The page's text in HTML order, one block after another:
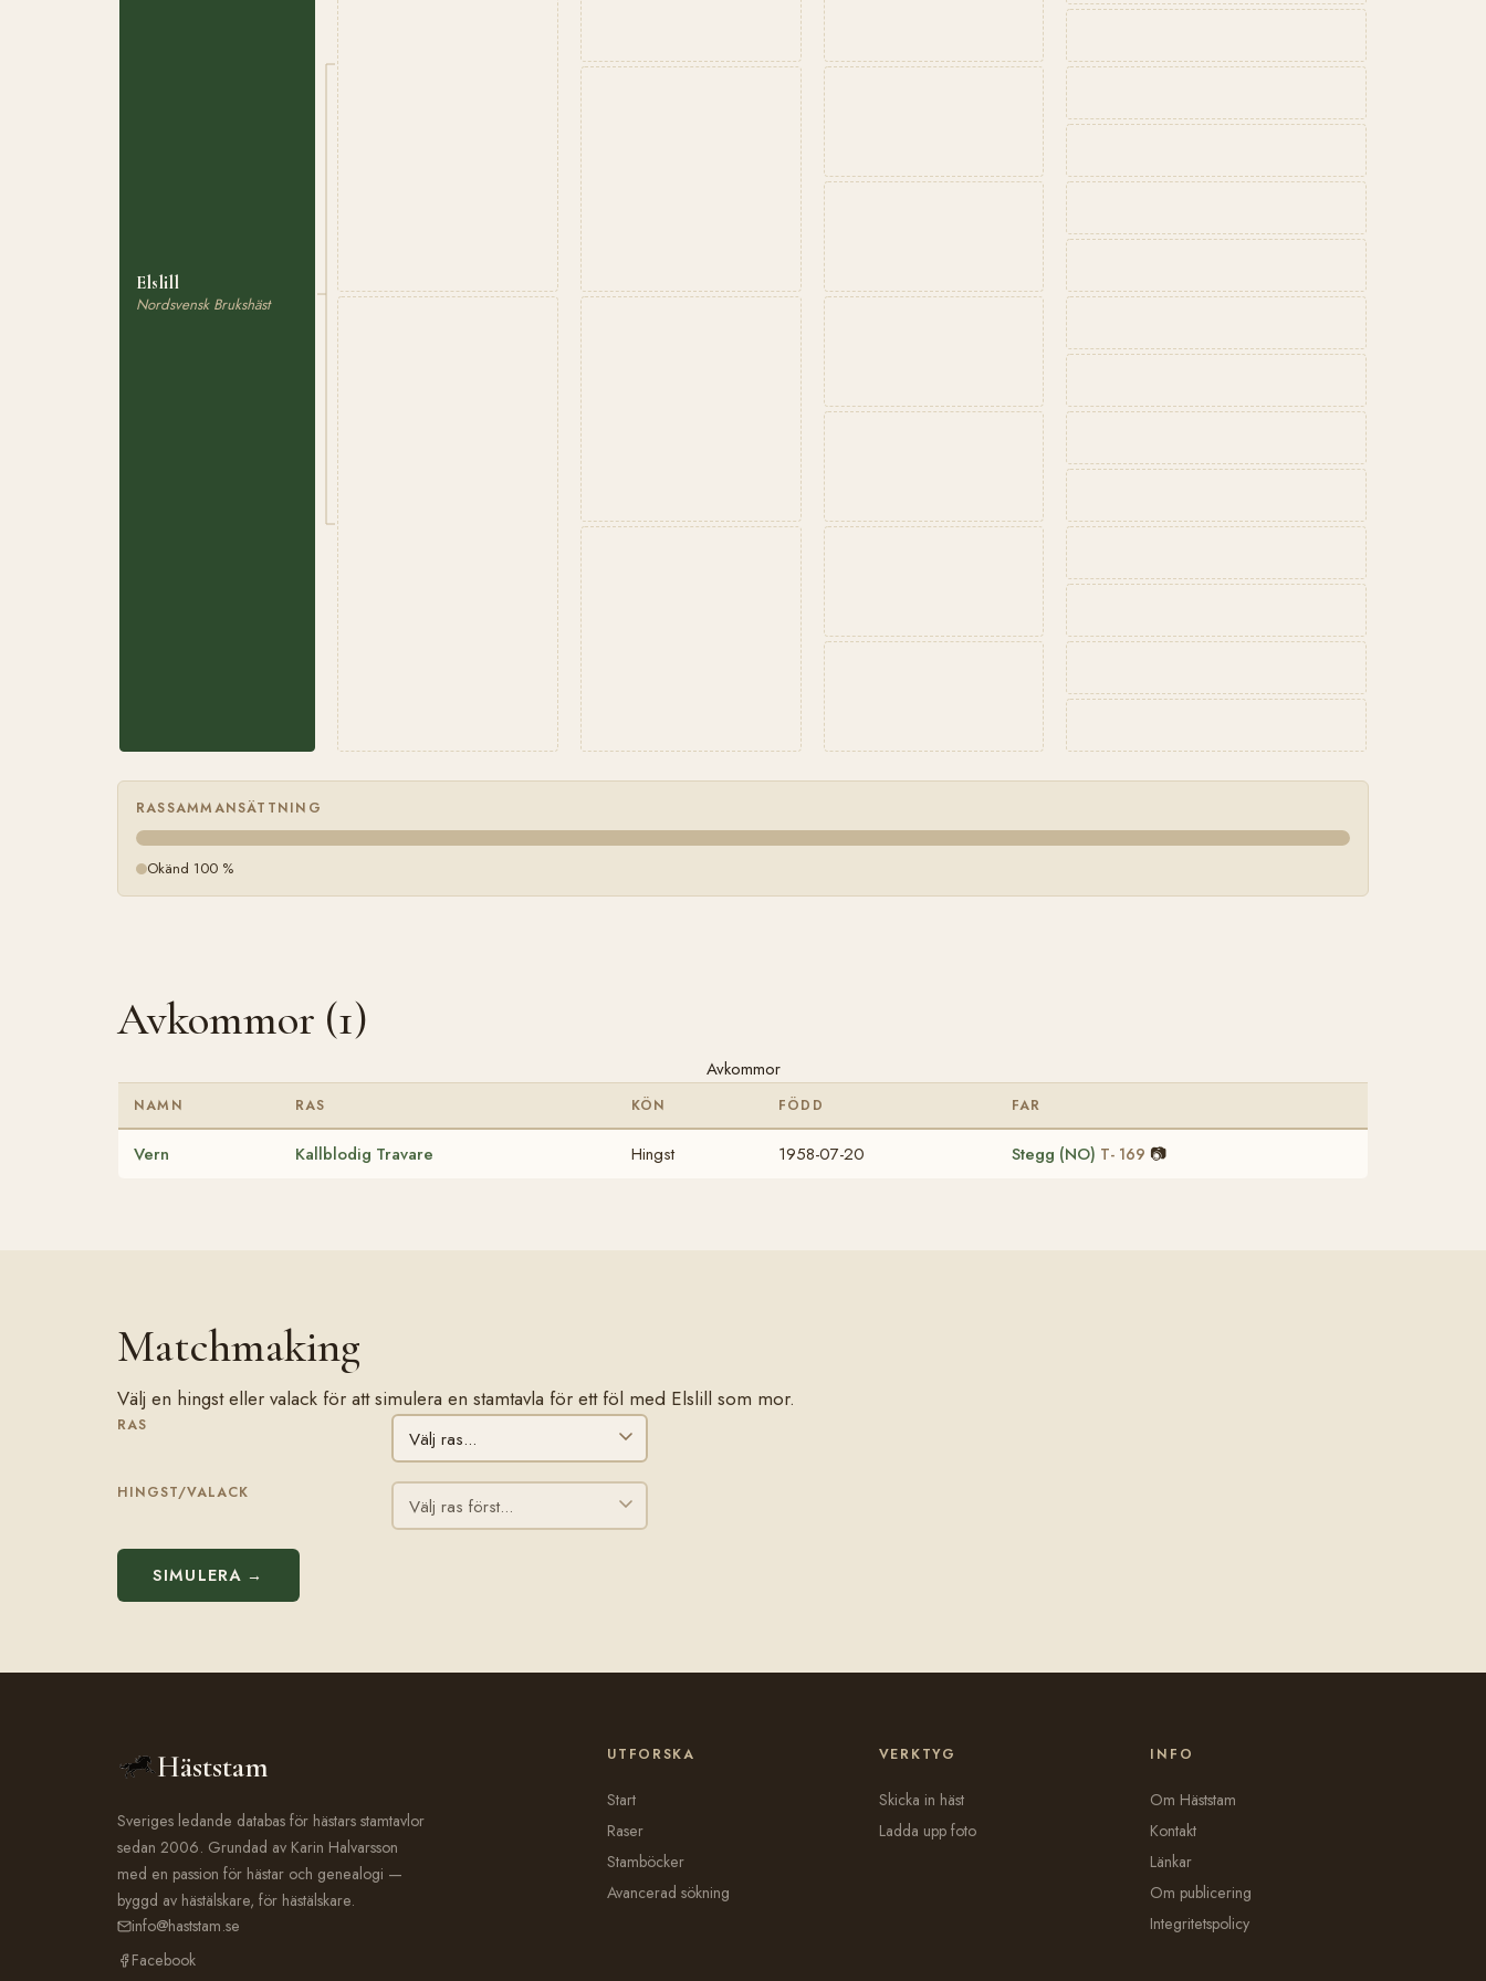
Elslill
Nordsvensk Brukshäst
RASSAMMANSÄTTNING
Okänd 100 %
Avkommor (1)
Avkommor
NAMN RAS KÖN FÖDD FAR
Vern Kallblodig Travare Hingst 1958-07-20 Stegg (NO) T- 169 📷
Matchmaking
Välj en hingst eller valack för att simulera en stamtavla för ett föl med Elslill som mor.
RAS
HINGST/VALACK
SIMULERA →
Häststam
Sveriges ledande databas för hästars stamtavlor
sedan 2006. Grundad av Karin Halvarsson
med en passion för hästar och genealogi —
byggd av hästälskare, för hästälskare.
info@haststam.se
Facebook
UTFORSKA
Start
Raser
Stamböcker
Avancerad sökning
VERKTYG
Skicka in häst
Ladda upp foto
INFO
Om Häststam
Kontakt
Länkar
Om publicering
Integritetspolicy